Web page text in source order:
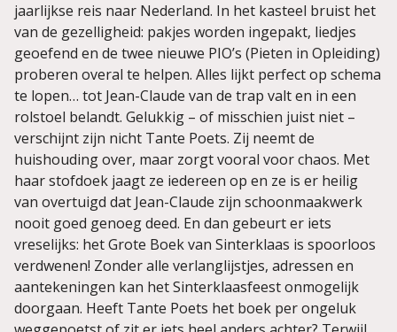
jaarlijkse reis naar Nederland. In het kasteel bruist het
van de gezelligheid: pakjes worden ingepakt, liedjes
geoefend en de twee nieuwe PIO’s (Pieten in Opleiding)
proberen overal te helpen. Alles lijkt perfect op schema
te lopen… tot Jean-Claude van de trap valt en in een
rolstoel belandt. Gelukkig – of misschien juist niet –
verschijnt zijn nicht Tante Poets. Zij neemt de
huishouding over, maar zorgt vooral voor chaos. Met
haar stofdoek jaagt ze iedereen op en ze is er heilig
van overtuigd dat Jean-Claude zijn schoonmaakwerk
nooit goed genoeg deed. En dan gebeurt er iets
vreselijks: het Grote Boek van Sinterklaas is spoorloos
verdwenen! Zonder alle verlanglijstjes, adressen en
aantekeningen kan het Sinterklaasfeest onmogelijk
doorgaan. Heeft Tante Poets het boek per ongeluk